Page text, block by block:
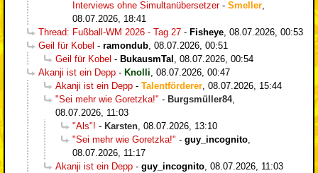
Interviews ohne Simultanübersetzer- Smeller
08.07.2026, 18:41
Thread: Fußball-WM 2026 - Tag 27 - Fisheye 08.07.2026, 00:53
Geil für Kobel - ramondub 08.07.2026, 00:51
Geil für Kobel - BukausmTal
08.07.2026, 00:54
Akanji ist ein Depp - Knolli 08.07.2026, 00:47
Akanji ist ein Depp - Talentförderer 08.07.2026, 15:44
"Sei mehr wie Goretzka!" - Burgsmüller84,
08.07.2026, 11:03
"Als"! - Karsten 08.07.2026, 13:10
"Sei mehr wie Goretzka!" - guy_incognito
08.07.2026, 11:17
Akanji ist ein Depp - guy_incognito 08.07.2026, 11:03